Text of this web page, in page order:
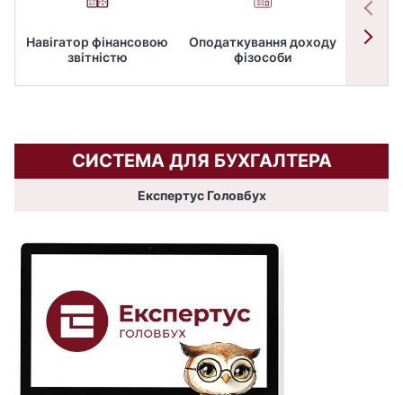
Навігатор фінансовою
звітністю
Оподаткування доходу
фізособи
СИСТЕМА ДЛЯ БУХГАЛТЕРА
Експертус Головбух